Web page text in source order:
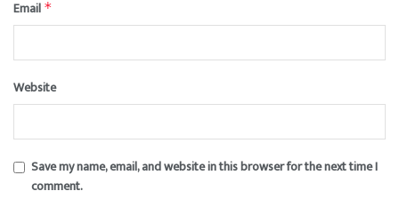
Email *
Website
Save my name, email, and website in this browser for the next time I
comment.